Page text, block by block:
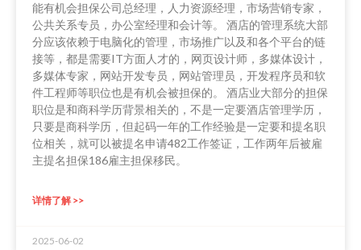
能有机会担保公司总经理，人力资源经理，市场营销专家，
公共关系专员，办公室经理和会计等。 酒店的管理系统大部
分应该依赖于电脑化的管理，市场推广以及和各个平台的链
接等，都是需要IT方面人才的，网页设计师，多媒体设计，
多媒体专家，网站开发专员，网站管理员，开发程序员和软
件工程师等职位也是有机会被担保的。 酒店业大部分的担保
职位是和商科学历背景相关的，不是一定要酒店管理学历，
只要是商科学历，但起码一年的工作经验是一定要和提名职
位相关，就可以被提名申请482工作签证，工作两年后被雇
主提名担保186雇主担保移民。
详情了解 >>
2025-06-02